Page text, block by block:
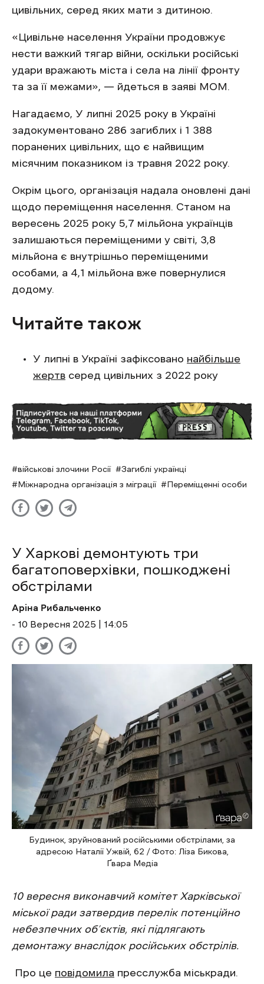
цивільних, серед яких мати з дитиною.
«Цивільне населення України продовжує
нести важкий тягар війни, оскільки російські
удари вражають міста і села на лінії фронту
та за її межами», — йдеться в заяві МОМ.
Нагадаємо, У липні 2025 року в Україні
задокументовано 286 загиблих і 1 388
поранених цивільних, що є найвищим
місячним показником із травня 2022 року.
Окрім цього, організація надала оновлені дані
щодо переміщення населення. Станом на
вересень 2025 року 5,7 мільйона українців
залишаються переміщеними у світі, 3,8
мільйона є внутрішньо переміщеними
особами, а 4,1 мільйона вже повернулися
додому.
Читайте також
У липні в Україні зафіксовано найбільше
жертв серед цивільних з 2022 року
військові злочини Росії
Загиблі українці
Міжнародна організація з міграції
Переміщенні особи
У Харкові демонтують три
багатоповерхівки, пошкоджені
обстрілами
Аріна Рибальченко
- 10 Вересня 2025 | 14:05
Будинок, зруйнований російськими обстрілами, за
адресою Наталії Ужвій, 62 / Фото: Ліза Бикова,
Ґвара Медіа
10 вересня виконавчий комітет Харківської
міської ради затвердив перелік потенційно
небезпечних об’єктів, які підлягають
демонтажу внаслідок російських обстрілів.
Про це повідомила пресслужба міськради.